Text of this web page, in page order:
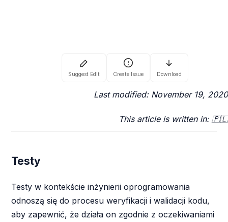
Last modified: November 19, 2020
This article is written in: 🇵🇱
Testy
Testy w kontekście inżynierii oprogramowania
odnoszą się do procesu weryfikacji i walidacji kodu,
aby zapewnić, że działa on zgodnie z oczekiwaniami